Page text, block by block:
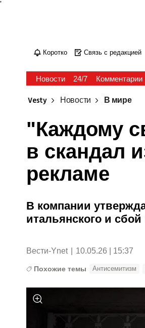
'
Коротко Связь с редакцией
Новости 24/7 Комментарии
Vesty Новости В мире
"Каждому
в скандал
рекламе
В компании
итальянского и
Вести-Ynet 10.05.26 | 15:37
Похожие темы Антисемитизм